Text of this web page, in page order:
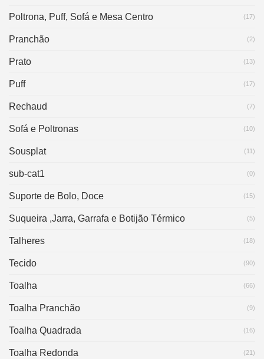
Poltrona, Puff, Sofá e Mesa Centro (17)
Pranchão (2)
Prato (13)
Puff (17)
Rechaud (7)
Sofá e Poltronas (10)
Sousplat (11)
sub-cat1 (0)
Suporte de Bolo, Doce (15)
Suqueira ,Jarra, Garrafa e Botijão Térmico (5)
Talheres (18)
Tecido (90)
Toalha (66)
Toalha Pranchão (9)
Toalha Quadrada (16)
Toalha Redonda (21)